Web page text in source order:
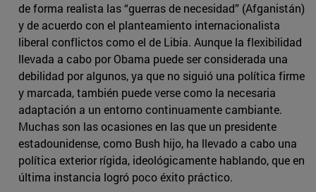
de forma realista las “guerras de necesidad” (Afganistán)
y de acuerdo con el planteamiento internacionalista
liberal conflictos como el de Libia. Aunque la flexibilidad
llevada a cabo por Obama puede ser considerada una
debilidad por algunos, ya que no siguió una política firme
y marcada, también puede verse como la necesaria
adaptación a un entorno continuamente cambiante.
Muchas son las ocasiones en las que un presidente
estadounidense, como Bush hijo, ha llevado a cabo una
política exterior rígida, ideológicamente hablando, que en
última instancia logró poco éxito práctico.